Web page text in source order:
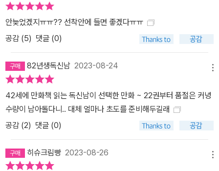
안늦었겠지ㅠㅠ?? 선착안에 들면 좋겠다ㅠㅠ
공감 (5) 댓글 (0)
82년생독신남 2023-08-24
42세에 만화책 읽는 독신남이 선택한 만화 ~ 22권부터 품절은 커녕
수량이 남아돌다니.. 대체 얼마나 초도를 준비해두길래
공감 (2) 댓글 (0)
히슈크림빵 2023-08-26